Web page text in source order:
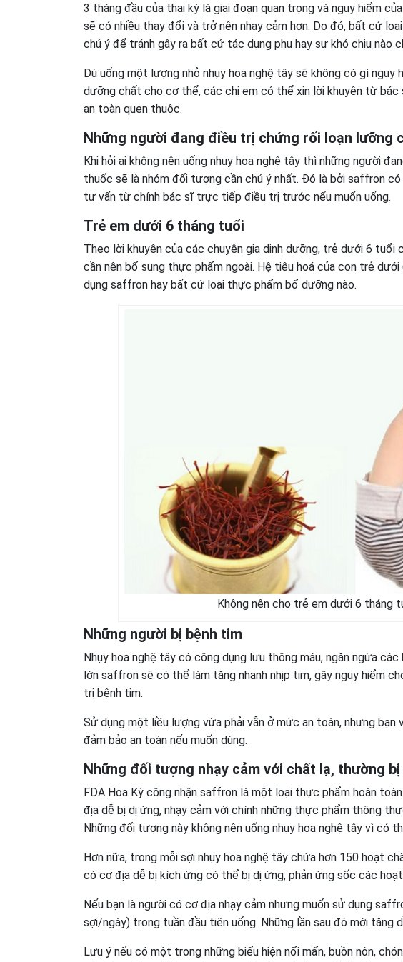
3 tháng đầu của thai kỳ là giai đoạn quan trọng và nguy hiểm
sẽ có nhiều thay đổi và trở nên nhạy cảm hơn. Do đó, bất cứ
chú ý để tránh gây ra bất cứ tác dụng phụ hay sự khó chịu nào
Dù uống một lượng nhỏ nhụy hoa nghệ tây sẽ không có gì nguy
dưỡng chất cho cơ thể, các chị em có thể xin lời khuyên từ
an toàn quen thuộc.
Những người đang điều trị chứng rối loạn lưỡng
Khi hỏi ai không nên uống nhụy hoa nghệ tây thì những người
thuốc sẽ là nhóm đối tượng cần chú ý nhất. Đó là bởi saffron
tư vấn từ chính bác sĩ trực tiếp điều trị trước nếu muốn uống.
Trẻ em dưới 6 tháng tuổi
Theo lời khuyên của các chuyên gia dinh dưỡng, trẻ dưới 6
cần nên bổ sung thực phẩm ngoài. Hệ tiêu hoá của con trẻ
dụng saffron hay bất cứ loại thực phẩm bổ dưỡng nào.
Không nên cho trẻ em dưới 6 tháng
Những người bị bệnh tim
Nhụy hoa nghệ tây có công dụng lưu thông máu, ngăn ngừa
lớn saffron sẽ có thể làm tăng nhanh nhịp tim, gây nguy hiểm
trị bệnh tim.
Sử dụng một liều lượng vừa phải vẫn ở mức an toàn, nhưng
đảm bảo an toàn nếu muốn dùng.
Những đối tượng nhạy cảm với chất lạ, thường
FDA Hoa Kỳ công nhận saffron là một loại thực phẩm hoàn
địa dễ bị dị ứng, nhạy cảm với chính những thực phẩm thông
Những đối tượng này không nên uống nhụy hoa nghệ tây vì có
Hơn nữa, trong mỗi sợi nhụy hoa nghệ tây chứa hơn 150 hoạt
có cơ địa dễ bị kích ứng có thể bị dị ứng, phản ứng sốc các
Nếu bạn là người có cơ địa nhạy cảm nhưng muốn sử dụng
sợi/ngày) trong tuần đầu tiên uống. Những lần sau đó mới tăng
Lưu ý nếu có một trong những biểu hiện nổi mẩn, buồn nôn,